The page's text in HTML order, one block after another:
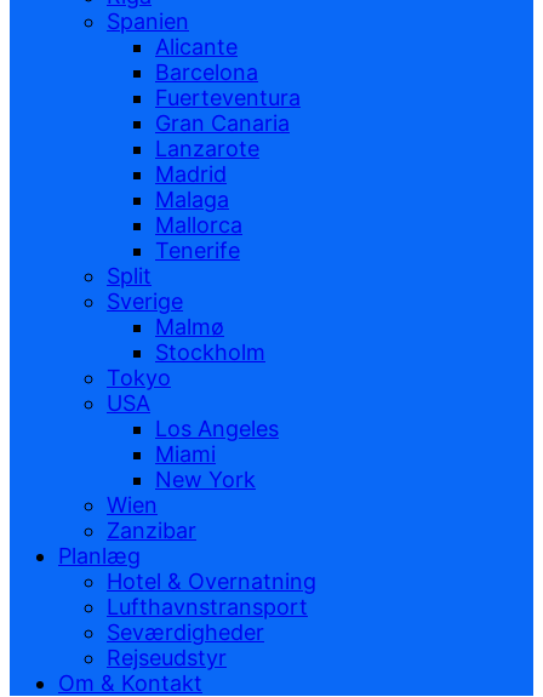
Spanien
Alicante
Barcelona
Fuerteventura
Gran Canaria
Lanzarote
Madrid
Malaga
Mallorca
Tenerife
Split
Sverige
Malmø
Stockholm
Tokyo
USA
Los Angeles
Miami
New York
Wien
Zanzibar
Planlæg
Hotel & Overnatning
Lufthavnstransport
Seværdigheder
Rejseudstyr
Om & Kontakt